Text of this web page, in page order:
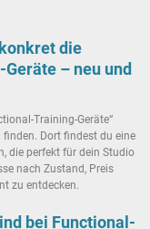
die
– neu und
Training-Geräte“
Dort findest du eine
die perfekt für dein Studio
nach Zustand, Preis
zu entdecken.
bei Functional-